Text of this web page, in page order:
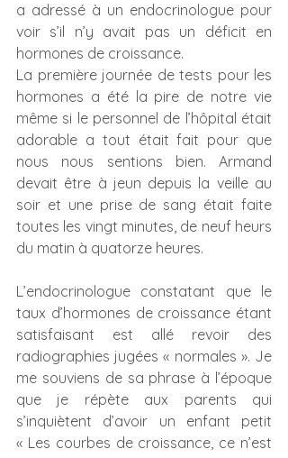
a adressé à un endocrinologue pour
voir s’il n’y avait pas un déficit en
hormones de croissance.
La première journée de tests pour les
hormones a été la pire de notre vie
même si le personnel de l’hôpital était
adorable a tout était fait pour que
nous nous sentions bien. Armand
devait être à jeun depuis la veille au
soir et une prise de sang était faite
toutes les vingt minutes, de neuf heurs
du matin à quatorze heures.
L’endocrinologue constatant que le
taux d’hormones de croissance étant
satisfaisant est allé revoir des
radiographies jugées « normales ». Je
me souviens de sa phrase à l’époque
que je répète aux parents qui
s’inquiètent d’avoir un enfant petit
« Les courbes de croissance, ce n’est